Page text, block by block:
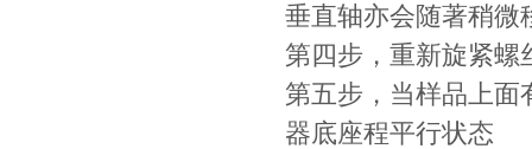
垂直轴亦会随著稍微
第四步，重新旋紧螺
第五步，当样品上面
器底座程平行状态